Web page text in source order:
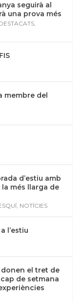
seguirà al
una prova més
,
membre del
d’estiu amb
més llarga de
, NOTÍCIES
l’estiu
donen el tret de
de setmana